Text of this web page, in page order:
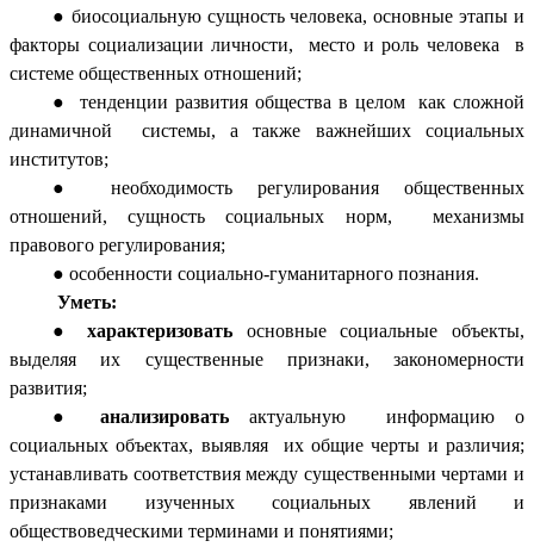
биосоциальную сущность человека, основные этапы и
факторы социализации личности, место и роль человека в
системе общественных отношений;
тенденции развития общества в целом как сложной
динамичной системы, а также важнейших социальных
институтов;
необходимость регулирования общественных
отношений, сущность социальных норм, механизмы
правового регулирования;
особенности социально-гуманитарного познания.
Уметь:
характеризовать основные социальные объекты,
выделяя их существенные признаки, закономерности
развития;
анализировать актуальную информацию о
социальных объектах, выявляя их общие черты и различия;
устанавливать соответствия между существенными чертами и
признаками изученных социальных явлений и
обществоведческими терминами и понятиями;